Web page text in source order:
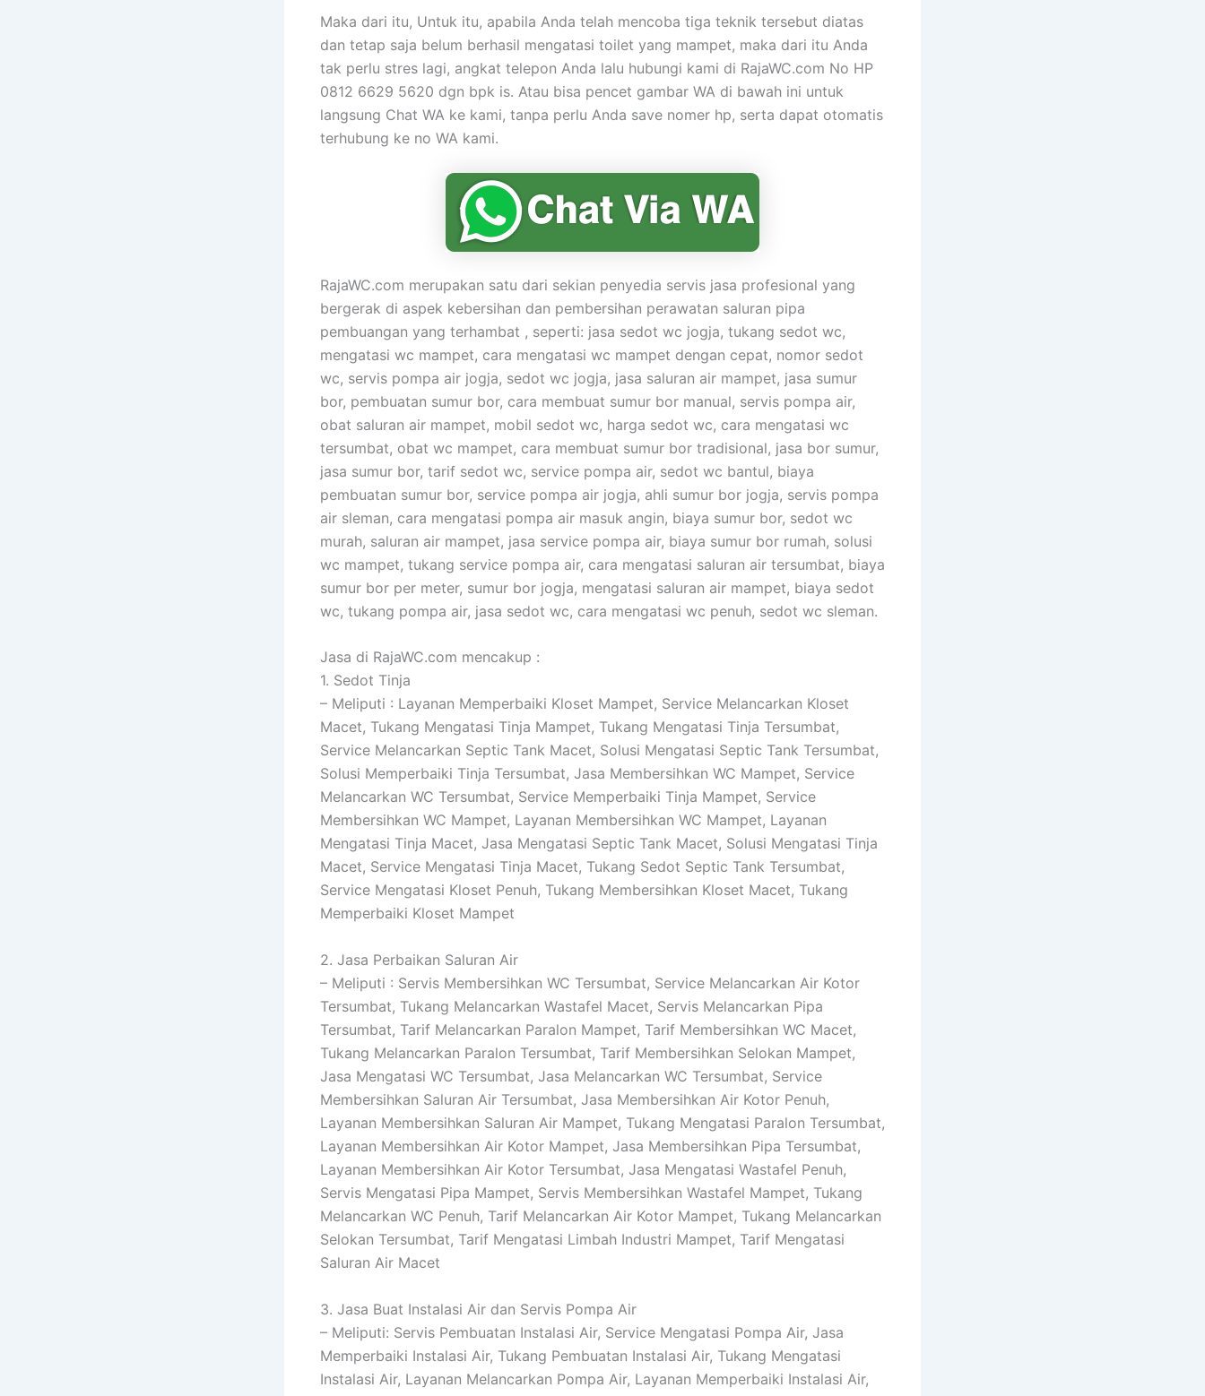
Maka dari itu, Untuk itu, apabila Anda telah mencoba tiga teknik tersebut diatas
dan tetap saja belum berhasil mengatasi toilet yang mampet, maka dari itu Anda
tak perlu stres lagi, angkat telepon Anda lalu hubungi kami di RajaWC.com No HP
0812 6629 5620 dgn bpk is. Atau bisa pencet gambar WA di bawah ini untuk
langsung Chat WA ke kami, tanpa perlu Anda save nomer hp, serta dapat otomatis
terhubung ke no WA kami.
RajaWC.com merupakan satu dari sekian penyedia servis jasa profesional yang
bergerak di aspek kebersihan dan pembersihan perawatan saluran pipa
pembuangan yang terhambat , seperti: jasa sedot wc jogja, tukang sedot wc,
mengatasi wc mampet, cara mengatasi wc mampet dengan cepat, nomor sedot
wc, servis pompa air jogja, sedot wc jogja, jasa saluran air mampet, jasa sumur
bor, pembuatan sumur bor, cara membuat sumur bor manual, servis pompa air,
obat saluran air mampet, mobil sedot wc, harga sedot wc, cara mengatasi wc
tersumbat, obat wc mampet, cara membuat sumur bor tradisional, jasa bor sumur,
jasa sumur bor, tarif sedot wc, service pompa air, sedot wc bantul, biaya
pembuatan sumur bor, service pompa air jogja, ahli sumur bor jogja, servis pompa
air sleman, cara mengatasi pompa air masuk angin, biaya sumur bor, sedot wc
murah, saluran air mampet, jasa service pompa air, biaya sumur bor rumah, solusi
wc mampet, tukang service pompa air, cara mengatasi saluran air tersumbat, biaya
sumur bor per meter, sumur bor jogja, mengatasi saluran air mampet, biaya sedot
wc, tukang pompa air, jasa sedot wc, cara mengatasi wc penuh, sedot wc sleman.
Jasa di RajaWC.com mencakup :
1. Sedot Tinja
– Meliputi : Layanan Memperbaiki Kloset Mampet, Service Melancarkan Kloset
Macet, Tukang Mengatasi Tinja Mampet, Tukang Mengatasi Tinja Tersumbat,
Service Melancarkan Septic Tank Macet, Solusi Mengatasi Septic Tank Tersumbat,
Solusi Memperbaiki Tinja Tersumbat, Jasa Membersihkan WC Mampet, Service
Melancarkan WC Tersumbat, Service Memperbaiki Tinja Mampet, Service
Membersihkan WC Mampet, Layanan Membersihkan WC Mampet, Layanan
Mengatasi Tinja Macet, Jasa Mengatasi Septic Tank Macet, Solusi Mengatasi Tinja
Macet, Service Mengatasi Tinja Macet, Tukang Sedot Septic Tank Tersumbat,
Service Mengatasi Kloset Penuh, Tukang Membersihkan Kloset Macet, Tukang
Memperbaiki Kloset Mampet
2. Jasa Perbaikan Saluran Air
– Meliputi : Servis Membersihkan WC Tersumbat, Service Melancarkan Air Kotor
Tersumbat, Tukang Melancarkan Wastafel Macet, Servis Melancarkan Pipa
Tersumbat, Tarif Melancarkan Paralon Mampet, Tarif Membersihkan WC Macet,
Tukang Melancarkan Paralon Tersumbat, Tarif Membersihkan Selokan Mampet,
Jasa Mengatasi WC Tersumbat, Jasa Melancarkan WC Tersumbat, Service
Membersihkan Saluran Air Tersumbat, Jasa Membersihkan Air Kotor Penuh,
Layanan Membersihkan Saluran Air Mampet, Tukang Mengatasi Paralon Tersumbat,
Layanan Membersihkan Air Kotor Mampet, Jasa Membersihkan Pipa Tersumbat,
Layanan Membersihkan Air Kotor Tersumbat, Jasa Mengatasi Wastafel Penuh,
Servis Mengatasi Pipa Mampet, Servis Membersihkan Wastafel Mampet, Tukang
Melancarkan WC Penuh, Tarif Melancarkan Air Kotor Mampet, Tukang Melancarkan
Selokan Tersumbat, Tarif Mengatasi Limbah Industri Mampet, Tarif Mengatasi
Saluran Air Macet
3. Jasa Buat Instalasi Air dan Servis Pompa Air
– Meliputi: Servis Pembuatan Instalasi Air, Service Mengatasi Pompa Air, Jasa
Memperbaiki Instalasi Air, Tukang Pembuatan Instalasi Air, Tukang Mengatasi
Instalasi Air, Layanan Melancarkan Pompa Air, Layanan Memperbaiki Instalasi Air,